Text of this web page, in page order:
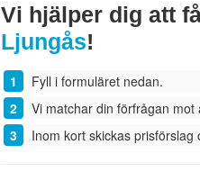
Vi hjälper dig att
Ljungås!
Fyll i formuläret nedan.
Vi matchar din förfrågan mot
Inom kort skickas